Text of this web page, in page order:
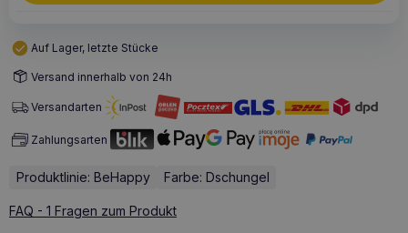
Auf Lager, letzte Stücke
Versand innerhalb von 24h
Versandarten
Zahlungsarten
Produktlinie: BeHappy Farbe: Dschungel
FAQ - 1 Fragen zum Produkt